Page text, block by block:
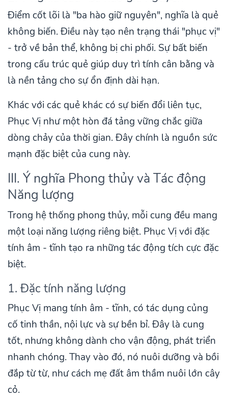
Điểm cốt lõi là "ba hào giữ nguyên", nghĩa là quẻ
không biến. Điều này tạo nên trạng thái "phục vị"
- trở về bản thể, không bị chi phối. Sự bất biến
trong cấu trúc quẻ giúp duy trì tính cân bằng và
là nền tảng cho sự ổn định dài hạn.
Khác với các quẻ khác có sự biến đổi liên tục,
Phục Vị như một hòn đá tảng vững chắc giữa
dòng chảy của thời gian. Đây chính là nguồn sức
mạnh đặc biệt của cung này.
III. Ý nghĩa Phong thủy và Tác động
Năng lượng
Trong hệ thống phong thủy, mỗi cung đều mang
một loại năng lượng riêng biệt. Phục Vị với đặc
tính âm - tĩnh tạo ra những tác động tích cực đặc
biệt.
1. Đặc tính năng lượng
Phục Vị mang tính âm - tĩnh, có tác dụng củng
cố tinh thần, nội lực và sự bền bỉ. Đây là cung
tốt, nhưng không dành cho vận động, phát triển
nhanh chóng. Thay vào đó, nó nuôi dưỡng và bồi
đắp từ từ, như cách mẹ đất âm thầm nuôi lớn cây
cỏ.